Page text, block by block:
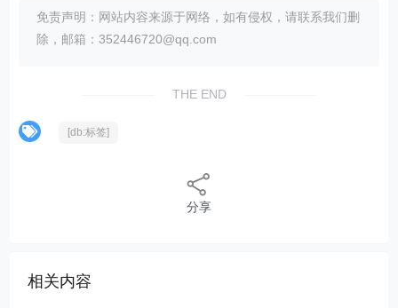
免责声明：网站内容来源于网络，如有侵权，请联系我们删
除，邮箱：352446720@qq.com
THE END
[db:标签]
分享
相关内容